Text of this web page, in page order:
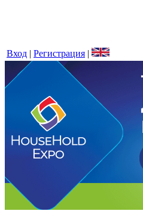
Вход | Регистрация |